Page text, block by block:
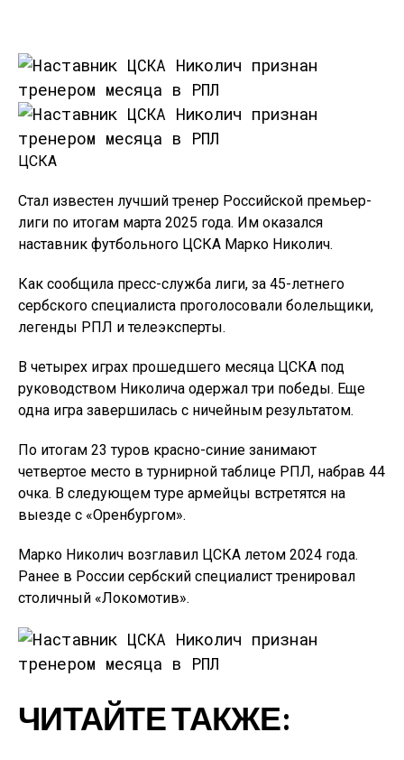
ЦСКА
Стал известен лучший тренер Российской премьер-
лиги по итогам марта 2025 года. Им оказался
наставник футбольного ЦСКА Марко Николич.
Как сообщила пресс-служба лиги, за 45-летнего
сербского специалиста проголосовали болельщики,
легенды РПЛ и телеэксперты.
В четырех играх прошедшего месяца ЦСКА под
руководством Николича одержал три победы. Еще
одна игра завершилась с ничейным результатом.
По итогам 23 туров красно-синие занимают
четвертое место в турнирной таблице РПЛ, набрав 44
очка. В следующем туре армейцы встретятся на
выезде с «Оренбургом».
Марко Николич возглавил ЦСКА летом 2024 года.
Ранее в России сербский специалист тренировал
столичный «Локомотив».
ЧИТАЙТЕ ТАКЖЕ: